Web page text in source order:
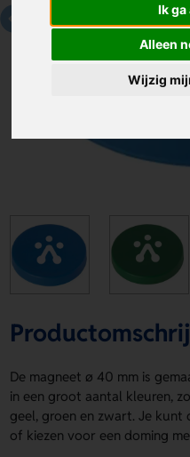
Ik
Alleen
Wijzig
De magneet ø 40 mm is
in een groot aantal kleuren,
geel, groen en zwart. Je
of kiezen voor een doming